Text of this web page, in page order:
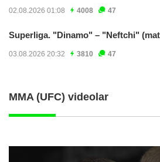
02.08.2026 01:08 4008 47
Superliga. "Dinamo" – "Neftchi"
03.08.2026 20:32 3810 47
MMA (UFC) videolar